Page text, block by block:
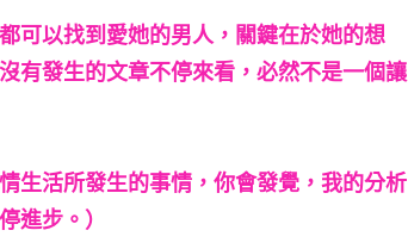
可以找到愛她的男人，關鍵在於她的想
有發生的文章不停來看，必然不是一個讓
生活所發生的事情，你會發覺，我的分析
進步。）